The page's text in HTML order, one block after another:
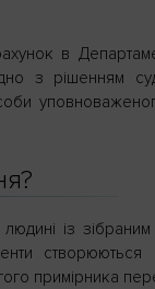
в
з рішенням
із
примірника